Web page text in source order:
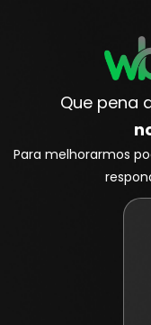
Que pena
Para melhorarmos